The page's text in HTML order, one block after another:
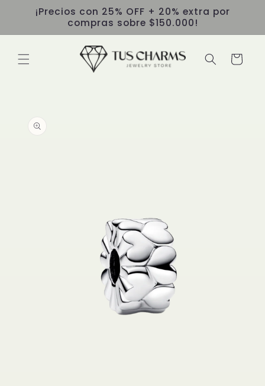
directamente
¡Precios con 25% OFF + 20% extra por
compras sobre $150.000!
Carrito
información